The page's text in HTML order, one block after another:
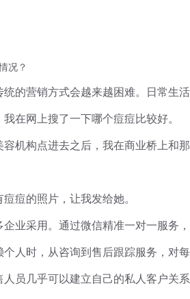
况？
的营销方式会越来越困难。日常生
在网上搜了一下哪个痘痘比较好。
机构点进去之后，我在商业桥上和
痘的照片，让我发给她。
业采用。通过微信精准一对一服务
人时，从咨询到售后跟踪服务，对
人员几乎可以建立自己的私人客户关